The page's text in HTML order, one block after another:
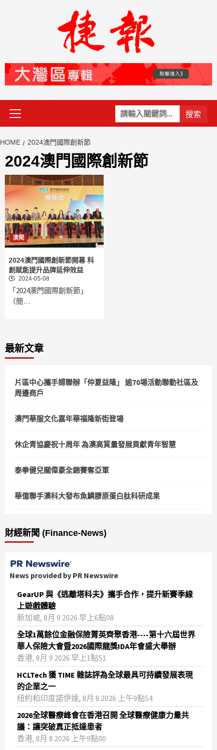
關
鍵
Primary
Menu
HOME 2024澳門國際創新節
2024澳門國際創新節
澳聞
2024澳門國際創新節開幕 科
創賦能提升品牌延伸效益
2024-05-08
「2024澳門國際創新節」
（簡…
最新文章
片區中心攜手婦聯辦「仲夏益隆」 逾70場活動聯動社區及
周邊商戶
澳門華服文化嘉年華福隆新街登場
休企青協慶祝十周年 為澳高質量發展貢獻青年智慧
泰拳健兒關偉豪全錦賽奪亞軍
華億聯手澳科大發布魚鱗膠原蛋白肽科研成果
財經新聞 (Finance-News)
News provided by PR Newswire
GearUP 與《逃離塔科夫》攜手合作，提升新賽季線
上遊戲體驗
新加坡, 8月 9 2026 早上6點08
全球1萬餘位金融保險菁英齊聚香港----第十六屆世界
華人保險大會暨2026國際龍獎IDA年會盛大舉辦
香港, 8月 9 2026 早上1點51
HCLTech 獲 TIME 雜誌評為全球最具可持續發展表現
的企業之一
紐約和印度諾伊達, 8月 8 2026 上午9點54
2026全球醫療峰會在香港召開 全球醫療健康力量共
議：讓突破真正抵達患者
香港, 8月 8 2026 上午9點00